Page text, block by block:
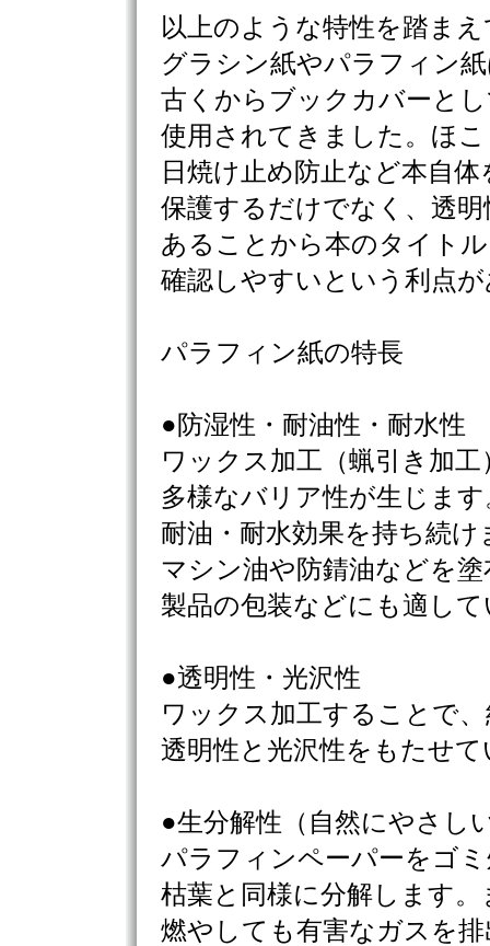
以上のような特性を踏まえ
グラシン紙やパラフィン
古くからブックカバーと
使用されてきました。ほ
日焼け止め防止など本自体
保護するだけでなく、透明
あることから本のタイト
確認しやすいという利点
パラフィン紙の特長
●防湿性・耐油性・耐水性
ワックス加工（蝋引き加
多様なバリア性が生じま
耐油・耐水効果を持ち続け
マシン油や防錆油などを
製品の包装などにも適し
●透明性・光沢性
ワックス加工することで
透明性と光沢性をもたせ
●生分解性（自然にやさし
パラフィンペーパーをゴ
枯葉と同様に分解します。
燃やしても有害なガスを